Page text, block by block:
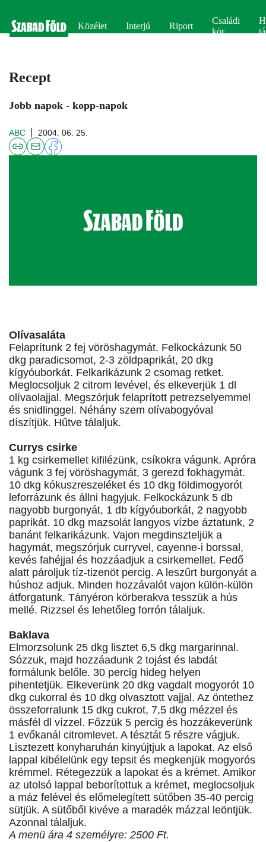
Közélet Interjú Riport
Családi
kör
Recept
Jobb napok - kopp-napok
ABC 2004. 06. 25.
Olívasaláta
Felaprítunk 2 fej vöröshagymát. Felkockázunk 50
dkg paradicsomot, 2-3 zöldpaprikát, 20 dkg
kígyóuborkát. Felkarikázunk 2 csomag retket.
Meglocsoljuk 2 citrom levével, és elkeverjük 1 dl
olívaolajjal. Megszórjuk felaprított petrezselyemmel
és snidlinggel. Néhány szem olívabogyóval
díszítjük. Hűtve tálaljuk.
Currys csirke
1 kg csirkemellet kifilézünk, csíkokra vágunk. Apróra
vágunk 3 fej vöröshagymát, 3 gerezd fokhagymát.
10 dkg kókuszreszeléket és 10 dkg földimogyorót
leforrázunk és állni hagyjuk. Felkockázunk 5 db
nagyobb burgonyát, 1 db kígyóuborkát, 2 nagyobb
paprikát. 10 dkg mazsolát langyos vízbe áztatunk, 2
banánt felkarikázunk. Vajon megdinszteljük a
hagymát, megszórjuk curryvel, cayenne-i borssal,
kevés fahéjjal és hozzáadjuk a csirkemellet. Fedő
alatt pároljuk tíz-tizenöt percig. A leszűrt burgonyát a
húshoz adjuk. Minden hozzávalót vajon külön-külön
átforgatunk. Tányéron körberakva tesszük a hús
mellé. Rizzsel és lehetőleg forrón tálaljuk.
Baklava
Elmorzsolunk 25 dkg lisztet 6,5 dkg margarinnal.
Sózzuk, majd hozzáadunk 2 tojást és labdát
formálunk belőle. 30 percig hideg helyen
pihentetjük. Elkeverünk 20 dkg vagdalt mogyorót 10
dkg cukorral és 10 dkg olvasztott vajjal. Az öntethez
összeforralunk 15 dkg cukrot, 7,5 dkg mézzel és
másfél dl vízzel. Főzzük 5 percig és hozzákeverünk
1 evőkanál citromlevet. A tésztát 5 részre vágjuk.
Lisztezett konyharuhán kinyújtjuk a lapokat. Az első
lappal kibélelünk egy tepsit és megkenjük mogyorós
krémmel. Rétegezzük a lapokat és a krémet. Amikor
az utolsó lappal beborítottuk a krémet, meglocsoljuk
a máz felével és előmelegített sütőben 35-40 percig
sütjük. A sütőből kivéve a maradék mázzal leöntjük.
Azonnal tálaljuk.
A menü ára 4 személyre: 2500 Ft.